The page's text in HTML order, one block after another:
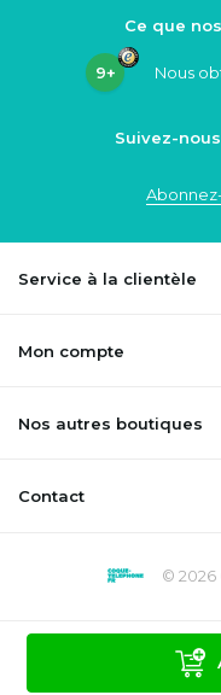
Ce que
9+ Nous
Suivez-
Service à la clientèle
Mon compte
Nos autres boutiques
Contact
©